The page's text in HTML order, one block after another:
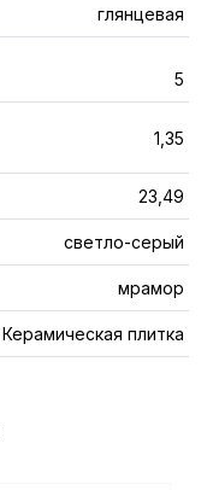
глянцевая
5
1,35
23,49
светло-серый
мрамор
Керамическая плитка